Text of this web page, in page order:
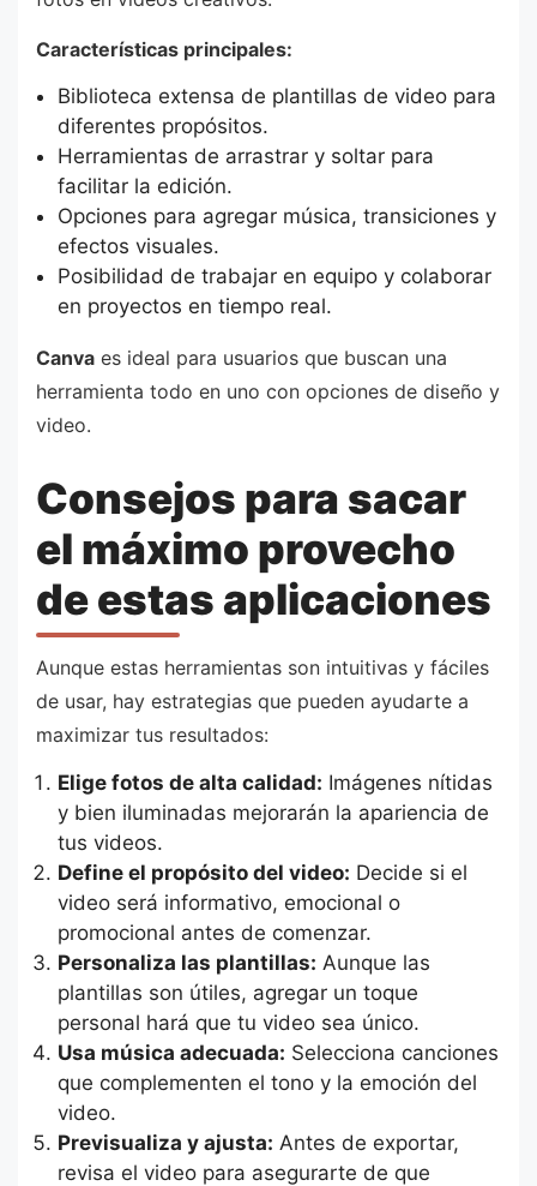
Características principales:
Biblioteca extensa de plantillas de video para
diferentes propósitos.
Herramientas de arrastrar y soltar para
facilitar la edición.
Opciones para agregar música, transiciones y
efectos visuales.
Posibilidad de trabajar en equipo y colaborar
en proyectos en tiempo real.
Canva es ideal para usuarios que buscan una
herramienta todo en uno con opciones de diseño y
video.
Consejos para sacar
el máximo provecho
de estas aplicaciones
Aunque estas herramientas son intuitivas y fáciles
de usar, hay estrategias que pueden ayudarte a
maximizar tus resultados:
Elige fotos de alta calidad: Imágenes nítidas
y bien iluminadas mejorarán la apariencia de
tus videos.
Define el propósito del video: Decide si el
video será informativo, emocional o
promocional antes de comenzar.
Personaliza las plantillas: Aunque las
plantillas son útiles, agregar un toque
personal hará que tu video sea único.
Usa música adecuada: Selecciona canciones
que complementen el tono y la emoción del
video.
Previsualiza y ajusta: Antes de exportar,
revisa el video para asegurarte de que